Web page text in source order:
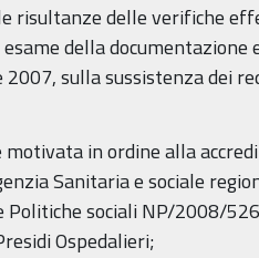
risultanze delle verifiche
esame della
sulla sussistenza dei
motivata in ordine alla
Sanitaria e sociale
Politiche sociali NP/2008/
Ospedalieri;